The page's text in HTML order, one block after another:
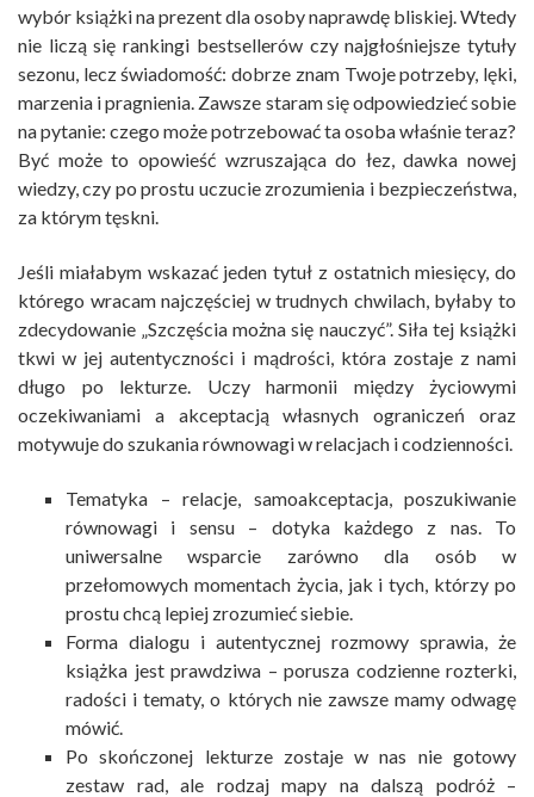
wybór książki na prezent dla osoby naprawdę bliskiej. Wtedy
nie liczą się rankingi bestsellerów czy najgłośniejsze tytuły
sezonu, lecz świadomość: dobrze znam Twoje potrzeby, lęki,
marzenia i pragnienia. Zawsze staram się odpowiedzieć sobie
na pytanie: czego może potrzebować ta osoba właśnie teraz?
Być może to opowieść wzruszająca do łez, dawka nowej
wiedzy, czy po prostu uczucie zrozumienia i bezpieczeństwa,
za którym tęskni.
Jeśli miałabym wskazać jeden tytuł z ostatnich miesięcy, do
którego wracam najczęściej w trudnych chwilach, byłaby to
zdecydowanie „Szczęścia można się nauczyć”. Siła tej książki
tkwi w jej autentyczności i mądrości, która zostaje z nami
długo po lekturze. Uczy harmonii między życiowymi
oczekiwaniami a akceptacją własnych ograniczeń oraz
motywuje do szukania równowagi w relacjach i codzienności.
Tematyka – relacje, samoakceptacja, poszukiwanie
równowagi i sensu – dotyka każdego z nas. To
uniwersalne wsparcie zarówno dla osób w
przełomowych momentach życia, jak i tych, którzy po
prostu chcą lepiej zrozumieć siebie.
Forma dialogu i autentycznej rozmowy sprawia, że
książka jest prawdziwa – porusza codzienne rozterki,
radości i tematy, o których nie zawsze mamy odwagę
mówić.
Po skończonej lekturze zostaje w nas nie gotowy
zestaw rad, ale rodzaj mapy na dalszą podróż –